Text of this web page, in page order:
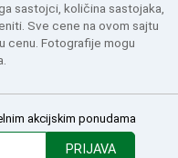
sastojci, količina sastojaka,
Sve cene na ovom sajtu
cenu. Fotografije mogu
akcijskim ponudama
PRIJAVA